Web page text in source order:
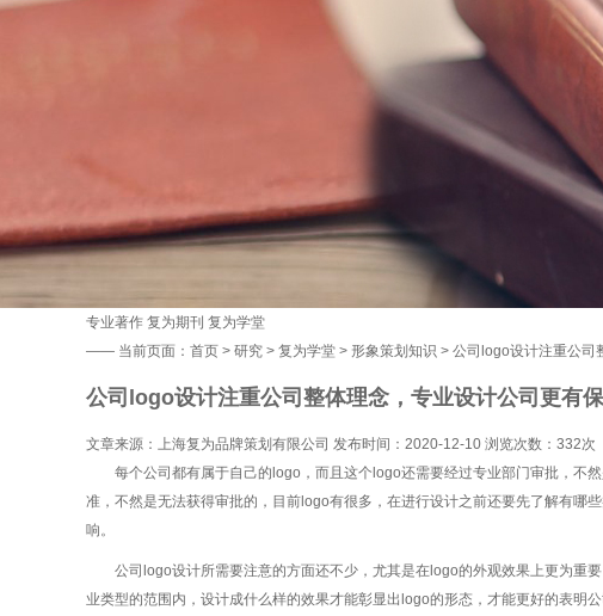
专业著作 复为期刊 复为学堂
—— 当前页面： 首页 > 研究 > 复为学堂 > 形象策划知识 > 公司logo设计注重公司
公司logo设计注重公司整体理念，专业设计公司更有
文章来源：上海复为品牌策划有限公司 发布时间：2020-12-10 浏览次数： 332次
每个公司都有属于自己的logo，而且这个logo还需要经过专业部门审批，不然
准，不然是无法获得审批的，目前logo有很多，在进行设计之前还要先了解有哪
响。
公司logo设计所需要注意的方面还不少，尤其是在logo的外观效果上更为重要
业类型的范围内，设计成什么样的效果才能彰显出logo的形态，才能更好的表明